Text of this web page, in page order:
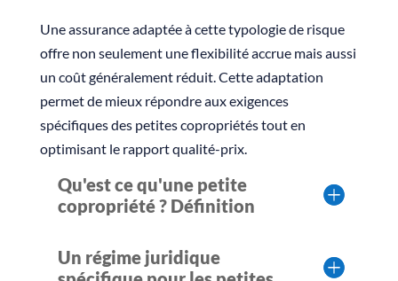
Une assurance adaptée à cette typologie de risque
offre non seulement une flexibilité accrue mais aussi
un coût généralement réduit. Cette adaptation
permet de mieux répondre aux exigences
spécifiques des petites copropriétés tout en
optimisant le rapport qualité-prix.
Qu'est ce qu'une petite
copropriété ? Définition
Un régime juridique